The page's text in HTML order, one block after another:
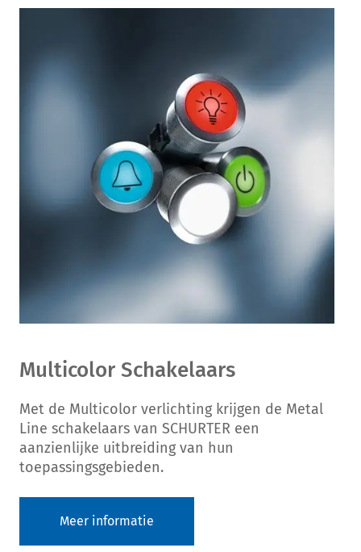
Multicolor Schakelaars
Met de Multicolor verlichting krijgen de Metal
Line schakelaars van SCHURTER een
aanzienlijke uitbreiding van hun
toepassingsgebieden.
Meer informatie